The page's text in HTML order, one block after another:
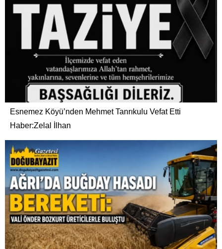
Esnemez Köyü’nden Mehmet Tanrıkulu Vefat Etti
Haber:Zelal İlhan